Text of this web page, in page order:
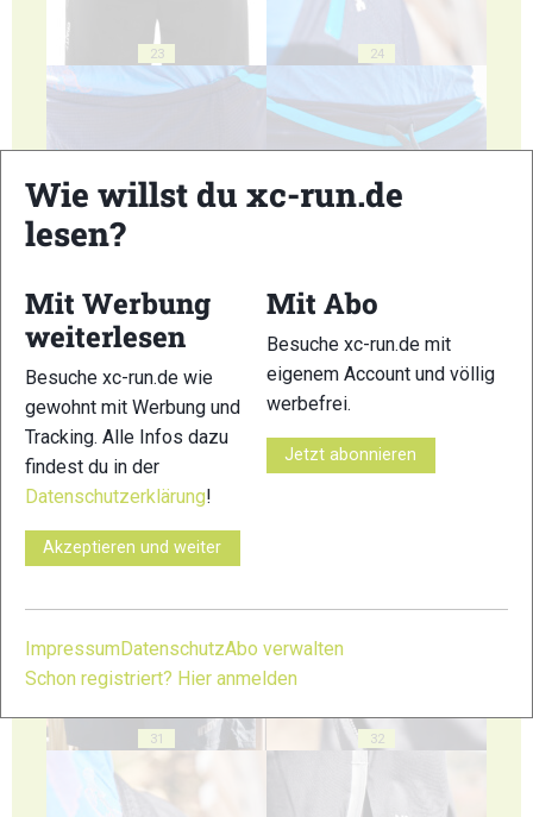
23 24
29
31 32
Wie willst du xc-run.de
lesen?
Mit Werbung
weiterlesen
Besuche xc-run.de wie
gewohnt mit Werbung und
Tracking. Alle Infos dazu
findest du in der
Datenschutzerklärung!
Akzeptieren und weiter
Mit Abo
Besuche xc-run.de mit
eigenem Account und völlig
werbefrei.
Jetzt abonnieren
Impressum DatenschutzAbo verwalten
Schon registriert? Hier anmelden